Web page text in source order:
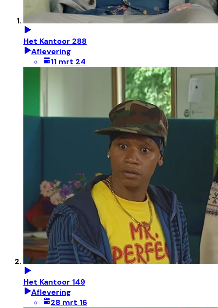
Het Kantoor 288
Aflevering
11 mrt 24
Het Kantoor 149
Aflevering
28 mrt 16